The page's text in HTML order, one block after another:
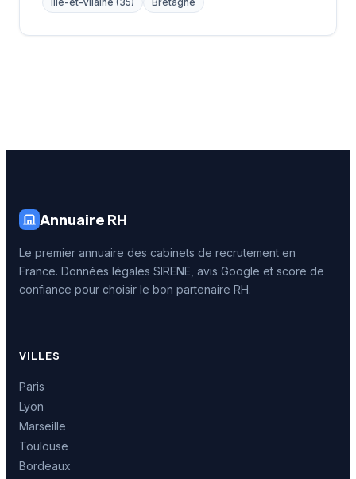
Ille-et-Vilaine (35) Bretagne
Annuaire RH
Le premier annuaire des cabinets de recrutement en
France. Données légales SIRENE, avis Google et score de
confiance pour choisir le bon partenaire RH.
VILLES
Paris
Lyon
Marseille
Toulouse
Bordeaux